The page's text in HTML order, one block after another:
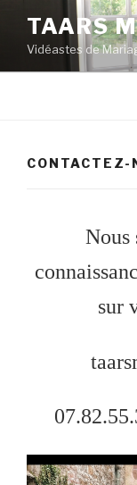
contenu
principal
TAARS
Vidéastes de
CONTACTEZ-
Nous
sur